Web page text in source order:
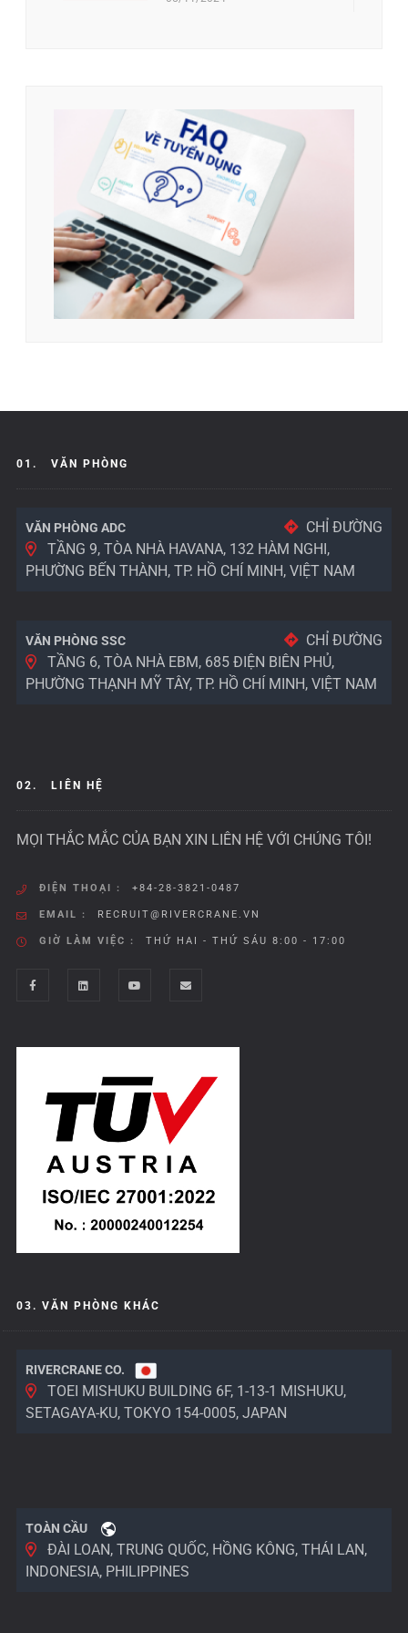
01. VĂN PHÒNG
VĂN PHÒNG ADC
CHỈ ĐƯỜNG
TẦNG 9, TÒA NHÀ HAVANA, 132 HÀM NGHI,
PHƯỜNG BẾN THÀNH, TP. HỒ CHÍ MINH, VIỆT NAM
VĂN PHÒNG SSC
CHỈ ĐƯỜNG
TẦNG 6, TÒA NHÀ EBM, 685 ĐIỆN BIÊN PHỦ,
PHƯỜNG THẠNH MỸ TÂY, TP. HỒ CHÍ MINH, VIỆT NAM
02. LIÊN HỆ
MỌI THẮC MẮC CỦA BẠN XIN LIÊN HỆ VỚI CHÚNG TÔI!
ĐIỆN THOẠI : +84-28-3821-0487
EMAIL : RECRUIT@RIVERCRANE.VN
GIỜ LÀM VIỆC : THỨ HAI - THỨ SÁU 8:00 - 17:00
03. VĂN PHÒNG KHÁC
RIVERCRANE CO.
TOEI MISHUKU BUILDING 6F, 1-13-1 MISHUKU,
SETAGAYA-KU, TOKYO 154-0005, JAPAN
TOÀN CẦU
ĐÀI LOAN, TRUNG QUỐC, HỒNG KÔNG, THÁI LAN,
INDONESIA, PHILIPPINES